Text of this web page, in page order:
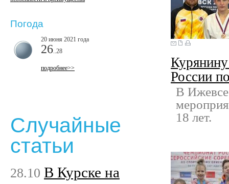
Курянину
России
В Ижевсе
18 лет.
Погода
20 июня 2021 года
26 ..28
подробнее>>
Случайные
статьи
28.10 В Курске на